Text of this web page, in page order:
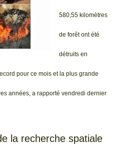
580,55 kilomètres
de forêt ont été
détruits en
pour ce mois et la plus grande
années, a rapporté vendredi dernier
la recherche spatiale